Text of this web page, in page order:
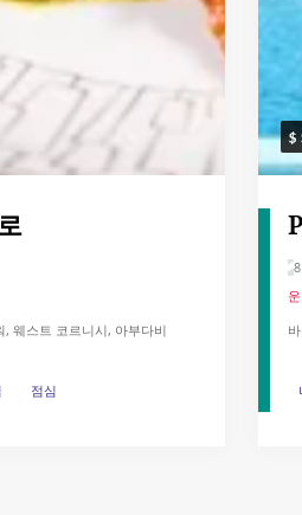
웨스트 코르니시, 아부다비
점심
점심